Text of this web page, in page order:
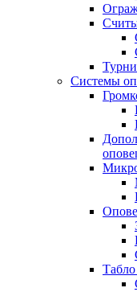
Системы